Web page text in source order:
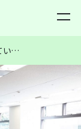
マネーツリー主催「API、AIで変えていく地方銀行のデジタルバンキング」イベントレポート